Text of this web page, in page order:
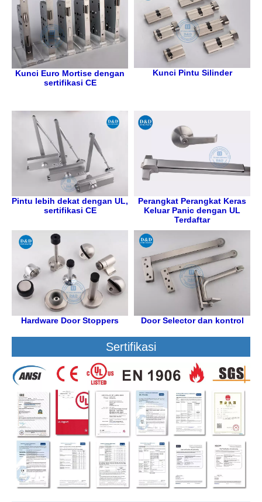
Kunci Euro Mortise dengan
sertifikasi CE
Kunci Pintu Silinder
Pintu lebih dekat dengan UL,
sertifikasi CE
Perangkat Perangkat Keras
Keluar Panic dengan UL
Terdaftar
Hardware Door Stoppers Door Selector dan kontrol
Sertifikasi